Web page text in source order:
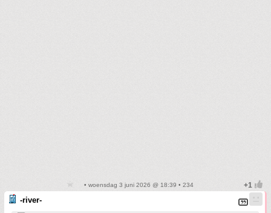
• woensdag 3 juni 2026 @ 18:39 • 234
-river-